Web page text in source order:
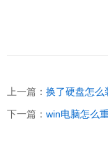
上一篇： 换了硬盘怎么
下一篇： win电脑怎么